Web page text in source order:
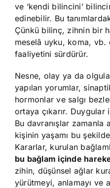
ve ‘kendi bilincini’
edinebilir. Bu
Çünkü bilinç, zihnin bir
meselâ uyku, koma, vb.
faaliyetini sürdürür.
Nesne, olay ya da
yapılan yorumlar,
hormonlar ve salgı
ortaya çıkarır. Duygular
Bu davranışlar zamanla
kişinin yaşamı bu
Kararlar, kurulan
bu bağlam içinde
zihin, düşünsel ağlar
yürütmeyi, anlamayı ve